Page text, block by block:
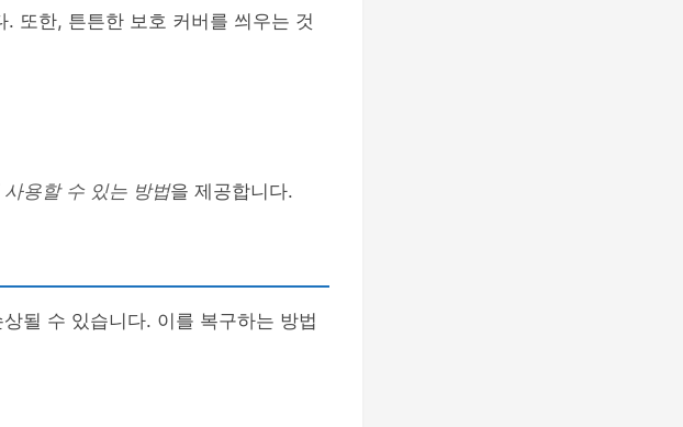
또한, 튼튼한 보호 커버를 씌우는 것
사용할 수 있는 방법을 제공합니다.
될 수 있습니다. 이를 복구하는 방법